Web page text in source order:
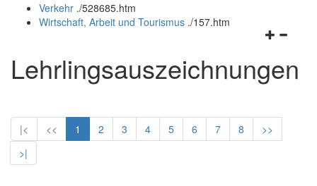
und
schließen
Verkehr ./528685.htm
und
schließen
Wirtschaft, Arbeit und Tourismus ./157.htm
Lehrlingsauszeichnungen
|< << 1 2 3 4 5 6 7 8
>>
>|